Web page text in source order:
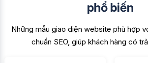
phổ biến
Những mẫu giao diện website phù hợp
chuẩn SEO, giúp khách hàng có